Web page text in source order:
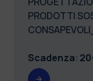
PRODOTTI
Scadenza: